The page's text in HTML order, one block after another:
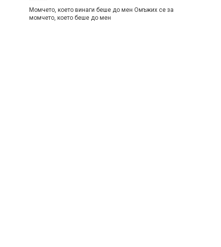
Момчето, което винаги беше до мен Омъжих се за
момчето, което беше до мен